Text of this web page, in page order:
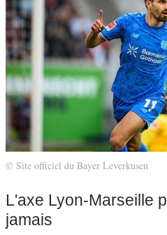
© Site officiel du Bayer Leverkusen
L'axe Lyon-Marseille
jamais